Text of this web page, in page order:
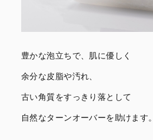
豊かな泡立ちで、肌に優しく
余分な皮脂や汚れ、
古い角質をすっきり落として
自然なターンオーバーを助けます。